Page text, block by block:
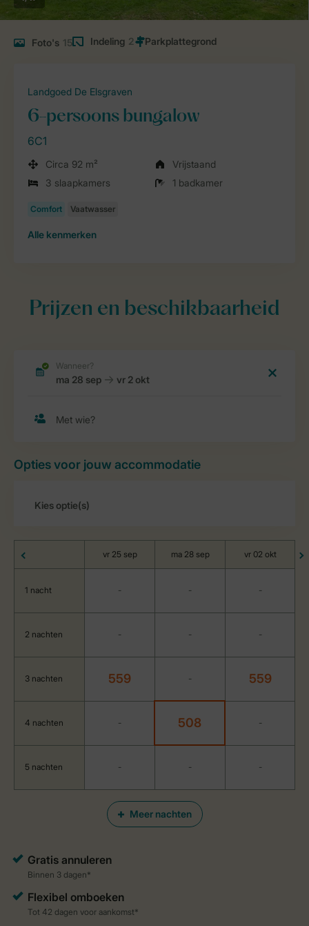
Foto's 15 Indeling 2
Landgoed De Elsgraven
6-persoons bungalow
6C1
Circa 92 m²
Vrijstaand
3 slaapkamers
1 badkamer
Alle kenmerken
Prijzen en beschikbaarheid
Opties voor jouw accommodatie
Meer nachten
vr 25 sep ma 28 sep vr 02 okt
1 nacht - - -
2 nachten - - -
3 nachten 559 - 559
4 nachten - 508 -
5 nachten - - -